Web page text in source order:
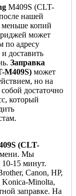
M409S (CLT-
нашей
меньше копий
может
по адресу
доставить
Заправка
M409S) может
но на
достаточно
который
(CLT-
Мы
15 минут.
Canon, HP,
Konica-Minolta,
заправке. На